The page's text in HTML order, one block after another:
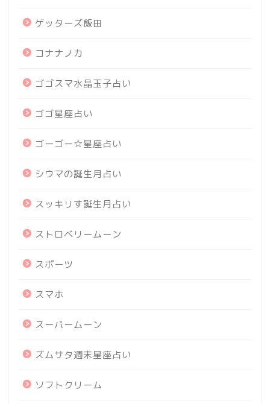
ゲッターズ飯田
コナナノカ
ゴゴスマ水晶玉子占い
ゴゴ星座占い
ゴーゴー☆星座占い
シウマの誕生月占い
スッキリす誕生月占い
ストロベリームーン
スポーツ
スマホ
スーパームーン
ズムサタ週末星座占い
ソフトクリーム